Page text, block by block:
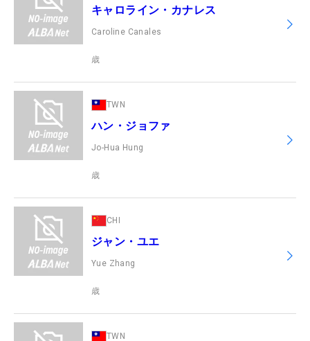
キャロライン・カナレス
Caroline Canales
歳
TWN
ハン・ジョファ
Jo-Hua Hung
歳
CHI
ジャン・ユエ
Yue Zhang
歳
TWN